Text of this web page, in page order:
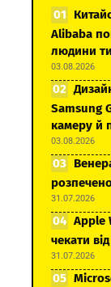
Alibaba
людини
03.08.2026
Samsung
камеру й
03.08.2026
31.07.2026
Apple
чекати
31.07.2026